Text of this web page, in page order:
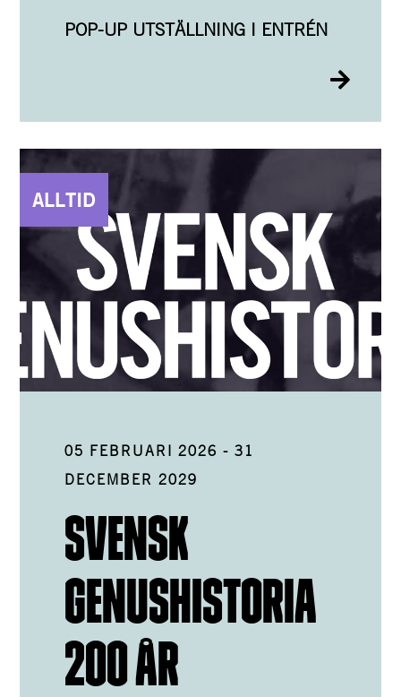
POP-UP UTSTÄLLNING I ENTRÉN
ALLTID
05 FEBRUARI 2026 -31
DECEMBER 2029
SVENSK
GENUSHISTORIA
200 ÅR